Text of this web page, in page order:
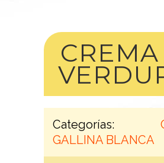
Categorías:
GALLINA BLANCA